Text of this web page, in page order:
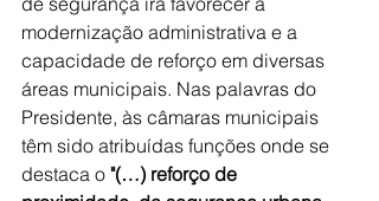
modernização administrativa e a
capacidade de reforço em diversas
áreas municipais. Nas palavras do
Presidente, às câmaras municipais
têm sido atribuídas funções onde se
destaca o "(…) reforço de